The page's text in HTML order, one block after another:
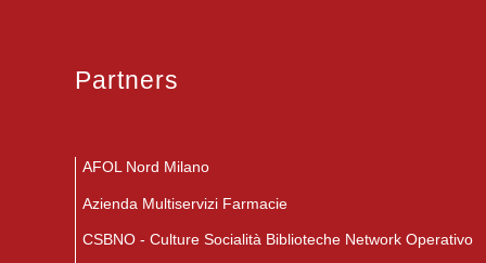
Partners
AFOL Nord Milano
Azienda Multiservizi Farmacie
CSBNO - Culture Socialità Biblioteche Network Operativo